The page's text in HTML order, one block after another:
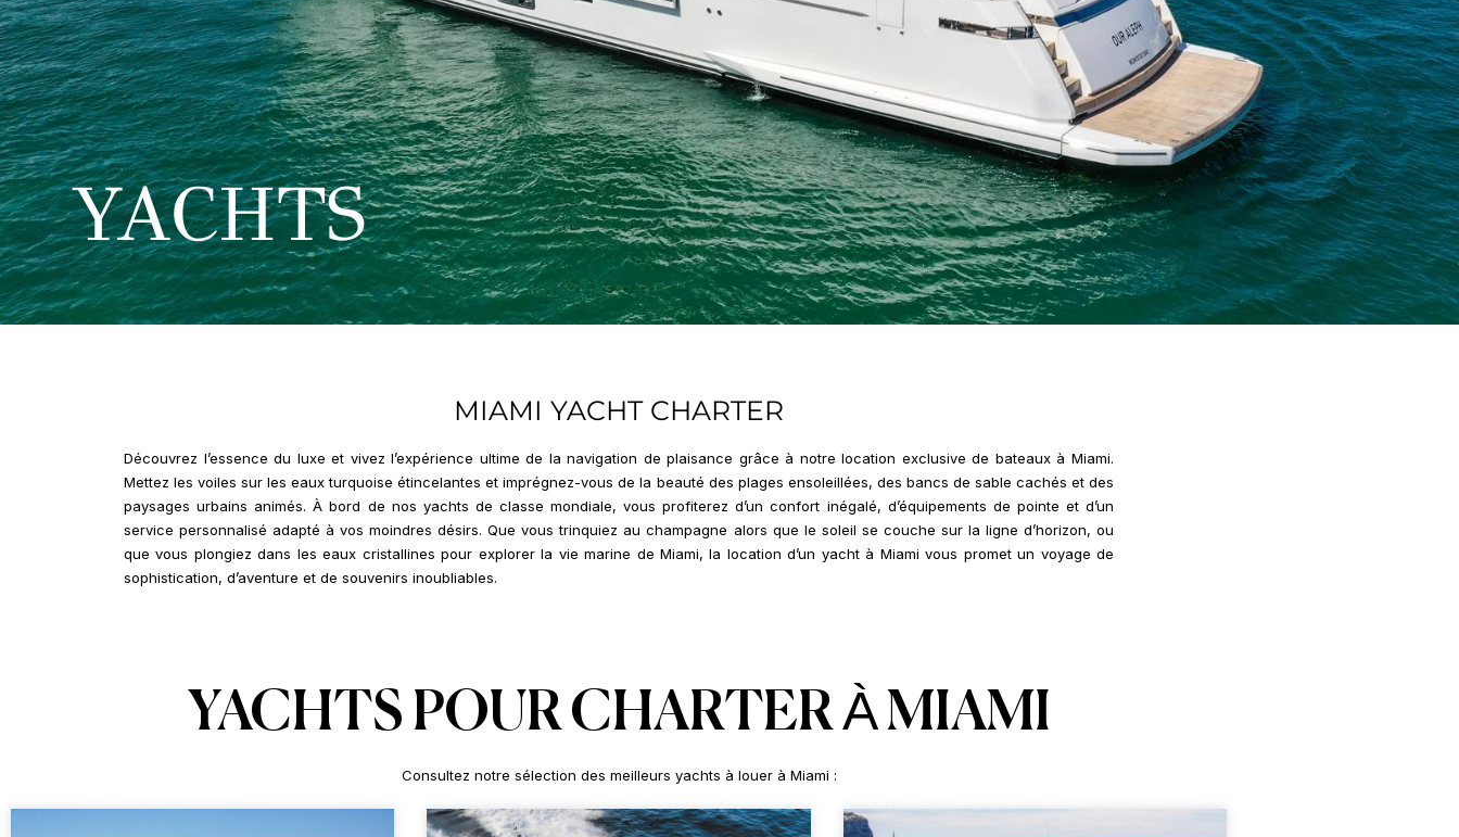
YACHTS
MIAMI YACHT CHARTER
Découvrez l’essence du luxe et vivez l’expérience ultime de la navigation de plaisance grâce à notre location exclusive de bateaux à Miami.
Mettez les voiles sur les eaux turquoise étincelantes et imprégnez-vous de la beauté des plages ensoleillées, des bancs de sable cachés et des
paysages urbains animés. À bord de nos yachts de classe mondiale, vous profiterez d’un confort inégalé, d’équipements de pointe et d’un
service personnalisé adapté à vos moindres désirs. Que vous trinquiez au champagne alors que le soleil se couche sur la ligne d’horizon, ou
que vous plongiez dans les eaux cristallines pour explorer la vie marine de Miami, la location d’un yacht à Miami vous promet un voyage de
sophistication, d’aventure et de souvenirs inoubliables.
YACHTS POUR CHARTER À MIAMI
Consultez notre sélection des meilleurs yachts à louer à Miami :